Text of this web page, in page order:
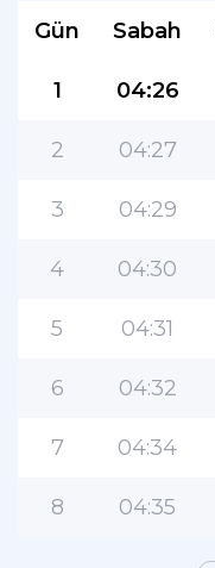
Gün Sabah
1 04:26
2 04:27
3 04:29
4 04:30
5 04:31
6 04:32
7 04:34
8 04:35